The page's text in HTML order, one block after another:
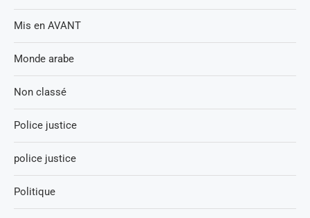
Mis en AVANT
Monde arabe
Non classé
Police justice
police justice
Politique